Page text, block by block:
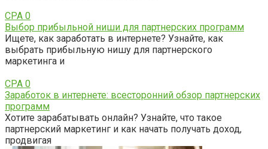
CPA 0
Выбор прибыльной ниши для партнерских программ
Ищете, как заработать в интернете? Узнайте, как
выбрать прибыльную нишу для партнерского
маркетинга и
CPA 0
Заработок в интернете: всесторонний обзор партнерских
программ
Хотите зарабатывать онлайн? Узнайте, что такое
партнерский маркетинг и как начать получать доход,
продвигая